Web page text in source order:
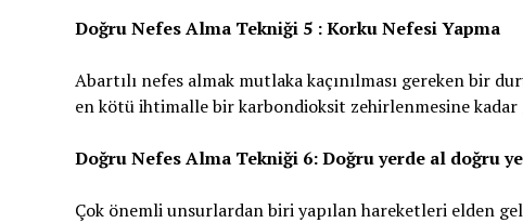
Doğru Nefes Alma Tekniği 5 : Korku Nefesi Yapma
Abartılı nefes almak mutlaka kaçınılması gereken bir
en kötü ihtimalle bir karbondioksit zehirlenmesine
Doğru Nefes Alma Tekniği 6: Doğru yerde al doğru
Çok önemli unsurlardan biri yapılan hareketleri elden